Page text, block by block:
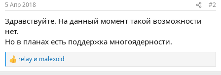
5 Апр 2018 #2
Здравствуйте. На данный момент такой возможности
нет.
Но в планах есть поддержка многоядерности.
Р
е
relay и malexoid